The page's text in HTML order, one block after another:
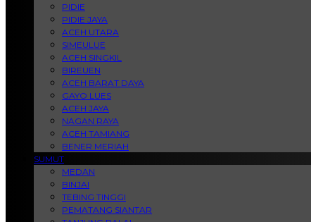
PIDIE
PIDIE JAYA
ACEH UTARA
SIMEULUE
ACEH SINGKIL
BIREUEN
ACEH BARAT DAYA
GAYO LUES
ACEH JAYA
NAGAN RAYA
ACEH TAMIANG
BENER MERIAH
SUMUT
MEDAN
BINJAI
TEBING TINGGI
PEMATANG SIANTAR